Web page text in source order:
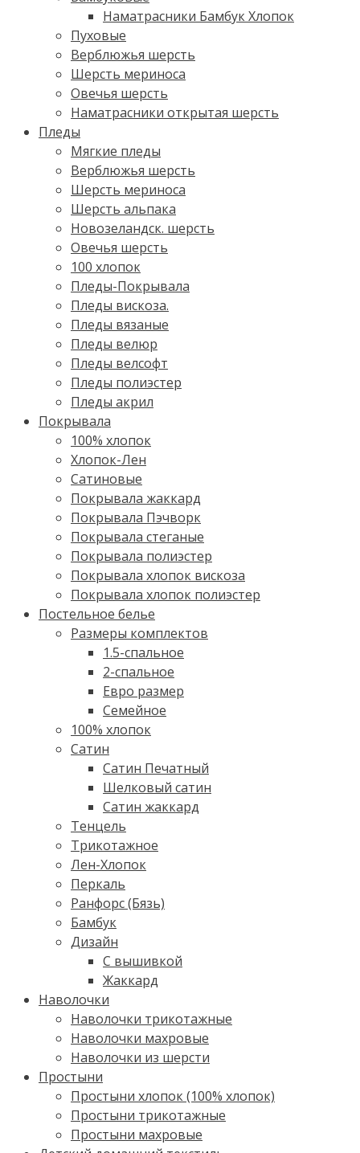
Наматрасники Бамбук Хлопок
Пуховые
Верблюжья шерсть
Шерсть мериноса
Овечья шерсть
Наматрасники открытая шерсть
Пледы
Мягкие пледы
Верблюжья шерсть
Шерсть мериноса
Шерсть альпака
Новозеландск. шерсть
Овечья шерсть
100 хлопок
Пледы-Покрывала
Пледы вискоза.
Пледы вязаные
Пледы велюр
Пледы велсофт
Пледы полиэстер
Пледы акрил
Покрывала
100% хлопок
Хлопок-Лен
Сатиновые
Покрывала жаккард
Покрывала Пэчворк
Покрывала стеганые
Покрывала полиэстер
Покрывала хлопок вискоза
Покрывала хлопок полиэстер
Постельное белье
Размеры комплектов
1.5-спальное
2-спальное
Евро размер
Семейное
100% хлопок
Cатин
Сатин Печатный
Шелковый сатин
Сатин жаккард
Тенцель
Трикотажное
Лен-Хлопок
Перкаль
Ранфорс (Бязь)
Бамбук
Дизайн
С вышивкой
Жаккард
Наволочки
Наволочки трикотажные
Наволочки махровые
Наволочки из шерсти
Простыни
Простыни хлопок (100% хлопок)
Простыни трикотажные
Простыни махровые